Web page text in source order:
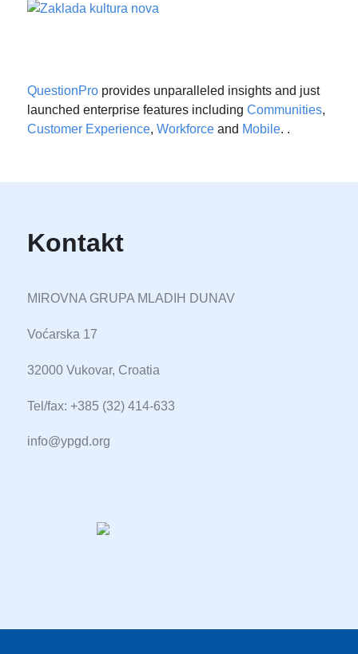
QuestionPro provides unparalleled insights and just
launched enterprise features including Communities,
Customer Experience, Workforce and Mobile. .
Kontakt
MIROVNA GRUPA MLADIH DUNAV
Voćarska 17
32000 Vukovar, Croatia
Tel/fax: +385 (32) 414-633
info@ypgd.org